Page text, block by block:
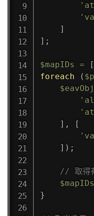
]
] ;
$mapIDs = [
foreach
(
$eavObj
] ,
[
] ) ;
// 取得
$mapIDs
}